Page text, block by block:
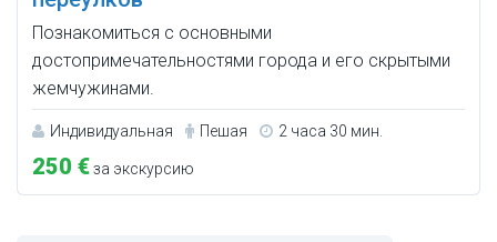
Познакомиться с основными
достопримечательностями города и его скрытыми
жемчужинами.
Индивидуальная Пешая 2 часа 30 мин.
250 €за экскурсию